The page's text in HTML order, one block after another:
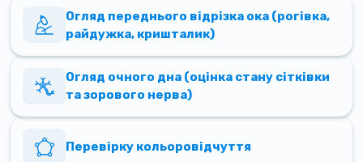
Огляд переднього відрізка ока (рогівка,
райдужка, кришталик)
Огляд очного дна (оцінка стану сітківки
та зорового нерва)
Перевірку кольоровідчуття